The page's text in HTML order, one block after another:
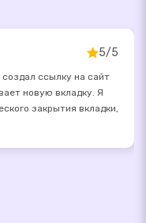
5/5
ссылку на сайт
новую вкладку. Я
закрытия вкладки,